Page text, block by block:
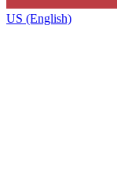
US (English)